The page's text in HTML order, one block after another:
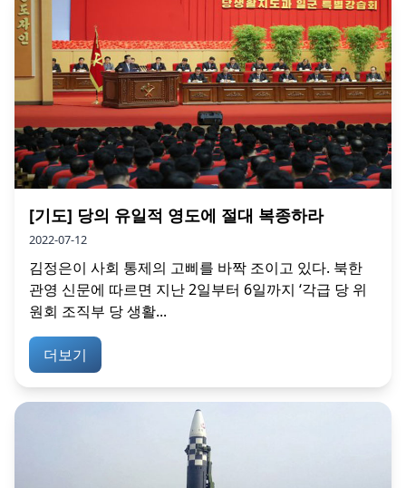
[기도] 당의 유일적 영도에 절대 복종하라
2022-07-12
김정은이 사회 통제의 고삐를 바짝 조이고 있다. 북한
관영 신문에 따르면 지난 2일부터 6일까지 ‘각급 당 위
원회 조직부 당 생활...
더보기